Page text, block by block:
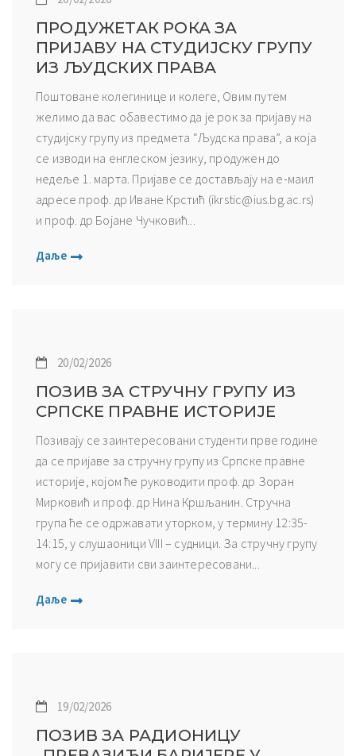
ПРОДУЖЕТАК РОКА ЗА
ПРИЈАВУ НА СТУДИЈСКУ ГРУПУ
ИЗ ЉУДСКИХ ПРАВА
Поштоване колегинице и колеге, Овим путем
желимо да вас обавестимо да је рок за пријаву на
студијску групу из предмета “Људска права”, а која
се изводи на енглеском језику, продужен до
недеље 1. марта. Пријаве се достављају на е-маил
адресе проф. др Иване Крстић (ikrstic@ius.bg.ac.rs)
и проф. др Бојане Чучковић...
Даље
20/02/2026
ПОЗИВ ЗА СТРУЧНУ ГРУПУ ИЗ
СРПСКЕ ПРАВНЕ ИСТОРИЈЕ
Позивају се заинтересовани студенти прве године
да се пријаве за стручну групу из Српске правне
историје, којом ће руководити проф. др Зоран
Мирковић и проф. др Нина Кршљанин. Стручна
група ће се одржавати уторком, у термину 12:35-
14:15, у слушаоници VIII – судници. За стручну групу
могу се пријавити сви заинтересовани...
Даље
19/02/2026
ПОЗИВ ЗА РАДИОНИЦУ